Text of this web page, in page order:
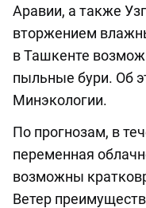
Аравии, а также
вторжением
в Ташкенте
пыльные бури. Об
Минэкологии.
По прогнозам, в
переменная
возможны
Ветер